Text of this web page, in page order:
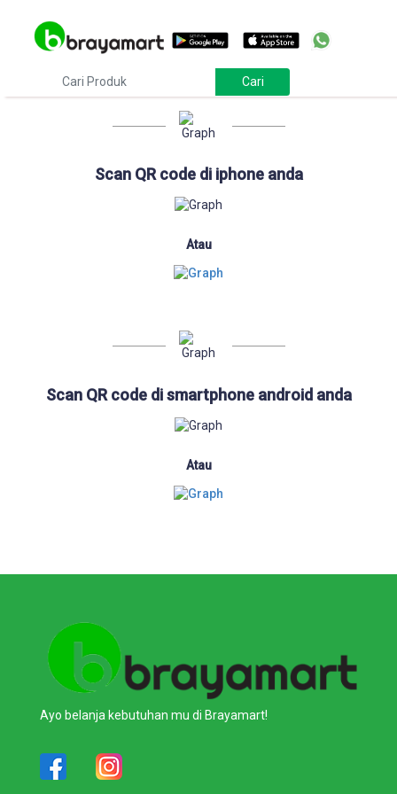
Download
Scan QR code di iphone anda
Atau
Scan QR code di smartphone android anda
Atau
Ayo belanja kebutuhan mu di Brayamart!